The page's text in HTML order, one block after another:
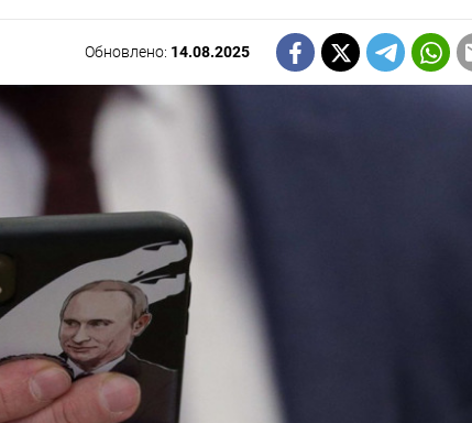
Обновлено: 14.08.2025